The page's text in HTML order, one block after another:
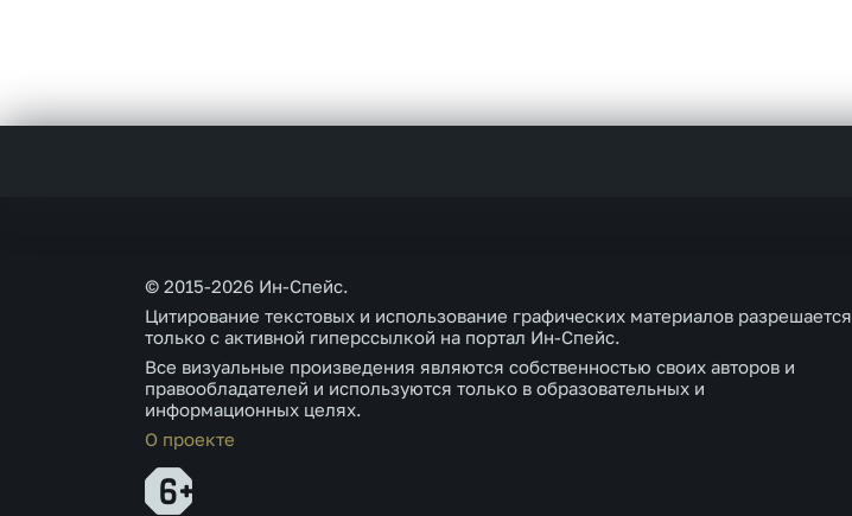
© 2015-2026 Ин-Спейс.
Цитирование текстовых и использование графических материалов разрешается
только с активной гиперссылкой на портал Ин-Спейс.
Все визуальные произведения являются собственностью своих авторов и
правообладателей и используются только в образовательных и
информационных целях.
О проекте